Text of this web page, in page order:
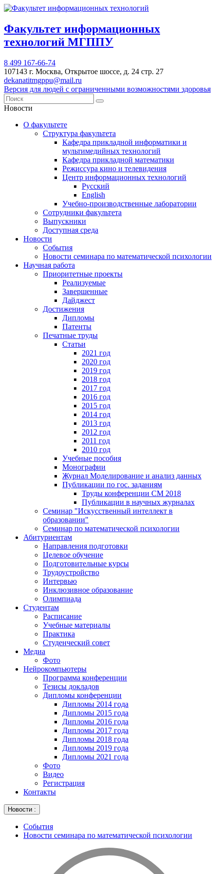
Факультет информационных
технологий МГППУ
8 499 167-66-74
107143 г. Москва, Открытое шоссе, д. 24 стр. 27
dekanatitmgppu@mail.ru
Версия для людей с ограниченными возможностями здоровья
Новости
О факультете
Структура факультета
Кафедра прикладной информатики и
мультимедийных технологий
Кафедра прикладной математики
Режиссура кино и телевидения
Центр информационных технологий
Русский
English
Учебно-производственные лаборатории
Сотрудники факультета
Выпускники
Доступная среда
Новости
События
Новости семинара по математической психологии
Научная работа
Приоритетные проекты
Реализуемые
Завершенные
Дайджест
Достижения
Дипломы
Патенты
Печатные труды
Статьи
2021 год
2020 год
2019 год
2018 год
2017 год
2016 год
2015 год
2014 год
2013 год
2012 год
2011 год
2010 год
Учебные пособия
Монографии
Журнал Моделирование и анализ данных
Публикации по гос. заданиям
Труды конференции CM 2018
Публикации в научных журналах
Семинар "Искусственный интеллект в
образовании"
Семинар по математической психологии
Абитуриентам
Направления подготовки
Целевое обучение
Подготовительные курсы
Трудоустройство
Интервью
Инклюзивное образование
Олимпиада
Студентам
Расписание
Учебные материалы
Практика
Студенческий совет
Медиа
Фото
Нейрокомпьютеры
Программа конференции
Тезисы докладов
Дипломы конференции
Дипломы 2014 года
Дипломы 2015 года
Дипломы 2016 года
Дипломы 2017 года
Дипломы 2018 года
Дипломы 2019 года
Дипломы 2021 года
Фото
Видео
Регистрация
Контакты
Новости :
События
Новости семинара по математической психологии